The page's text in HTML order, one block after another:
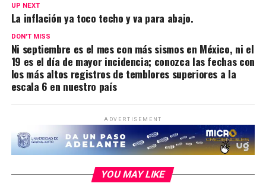
UP NEXT
La inflación ya toco techo y va para abajo.
DON'T MISS
Ni septiembre es el mes con más sismos en México, ni el
19 es el día de mayor incidencia; conozca las fechas con
los más altos registros de temblores superiores a la
escala 6 en nuestro país
ADVERTISEMENT
YOU MAY LIKE